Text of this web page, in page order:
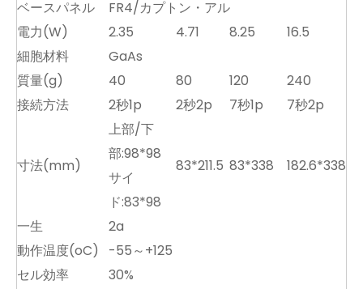
ベースパネル
FR4/カプトン・アル
電力(W)
2.35 4.71 8.25
16.5
細胞材料
GaAs
質量(g)
40 80 120
240
接続方法
2秒1p 2秒2p 7秒1p 7秒2p
寸法(mm)
上部/下
部:98*98
サイ
ド:83*98
83*211.5 83*338 182.6*338
一生
2a
動作温度(oC)
-55～+125
セル効率
30%